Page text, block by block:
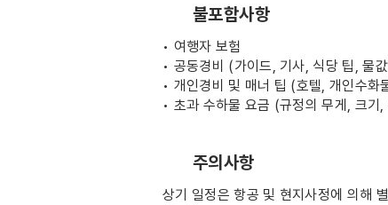
불포함사항
• 여행자 보험
• 공동경비 (가이드, 기사, 식당 팁, 물
• 개인경비 및 매너 팁 (호텔, 개인수화
• 초과 수하물 요금 (규정의 무게, 크기
주의사항
상기 일정은 항공 및 현지사정에 의해